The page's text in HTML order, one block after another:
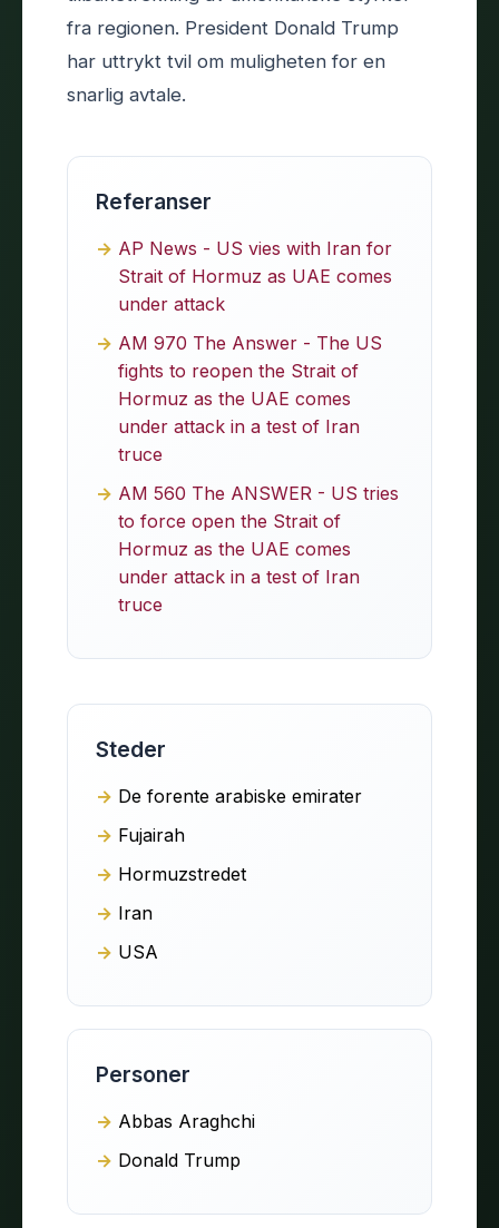
fra regionen. President Donald Trump
har uttrykt tvil om muligheten for en
snarlig avtale.
Referanser
AP News - US vies with Iran for
Strait of Hormuz as UAE comes
under attack
AM 970 The Answer - The US
fights to reopen the Strait of
Hormuz as the UAE comes
under attack in a test of Iran
truce
AM 560 The ANSWER - US tries
to force open the Strait of
Hormuz as the UAE comes
under attack in a test of Iran
truce
Steder
De forente arabiske emirater
Fujairah
Hormuzstredet
Iran
USA
Personer
Abbas Araghchi
Donald Trump